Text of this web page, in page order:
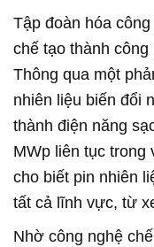
Tập đoàn hóa
chế tạo thành
Thông qua một
nhiên liệu biến đổi
thành điện năng
MWp liên tục trong
cho biết pin nhiên
tất cả lĩnh vực, từ
Nhờ công nghệ